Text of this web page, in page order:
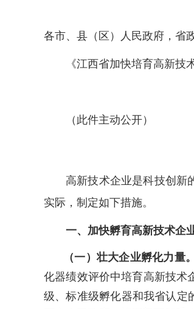
各市、县（区）人民政府，省
《江西省加快培育高新
（此件主动公开）
高新技术企业是科技创新
实际，制定如下措施。
一、加快孵育高新技术企
（一）壮大企业孵化力量。
化器绩效评价中培育高新技术
级、标准级孵化器和我省认定